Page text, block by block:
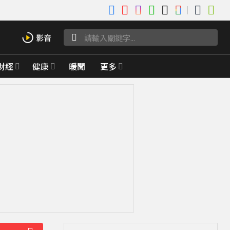
經 健康 暖聞 更多